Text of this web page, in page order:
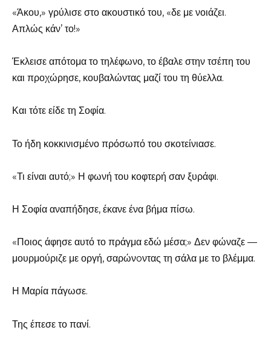
«Άκου,» γρύλισε στο ακουστικό του, «δε με νοιάζει.
Απλώς κάν’ το!»
Έκλεισε απότομα το τηλέφωνο, το έβαλε στην τσέπη του
και προχώρησε, κουβαλώντας μαζί του τη θύελλα.
Και τότε είδε τη Σοφία.
Το ήδη κοκκινισμένο πρόσωπό του σκοτείνιασε.
«Τι είναι αυτό;» Η φωνή του κοφτερή σαν ξυράφι.
Η Σοφία αναπήδησε, έκανε ένα βήμα πίσω.
«Ποιος άφησε αυτό το πράγμα εδώ μέσα;» Δεν φώναζε —
μουρμούριζε με οργή, σαρώνoντας τη σάλα με το βλέμμα.
Η Μαρία πάγωσε.
Της έπεσε το πανί.